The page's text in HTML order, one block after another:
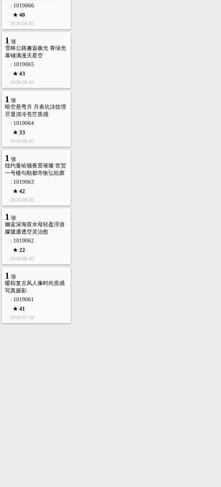
: 1019066
★ 40
2026-08-02
1 张
雪林公路邂逅极光 青绿光
幕铺满漫天星空
: 1019065
★ 43
2026-08-02
1 张
暗空悬弯月 月表坑洼纹理
尽显清冷苍茫质感
: 1019064
★ 33
2026-08-02
1 张
纽约曼哈顿夜景璀璨 世贸
一号楼勾勒都市恢弘轮廓
: 1019063
★ 42
2026-08-02
1 张
幽蓝深海双水母轻盈浮游
朦胧通透空灵治愈
: 1019062
★ 22
2026-08-02
1 张
暖棕复古风人像时尚质感
写真摄影
: 1019061
★ 41
2026-07-28